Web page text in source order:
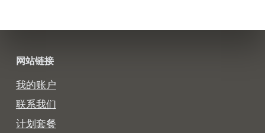
网站链接
我的账户
联系我们
计划套餐